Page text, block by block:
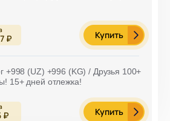
₽ Купить
+998 (UZ) +996 (KG) / Друзья 100+
15+ дней отлежка!
₽ Купить